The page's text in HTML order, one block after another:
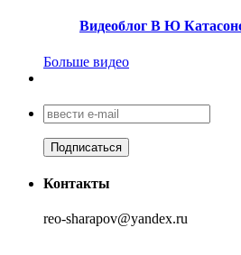
Видеоблог В Ю
Больше видео
Контакты
reo-sharapov@yandex.ru